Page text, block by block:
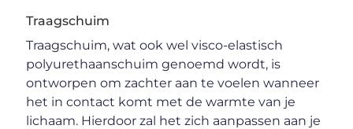
Traagschuim
Traagschuim, wat ook wel visco-elastisch
polyurethaanschuim genoemd wordt, is
ontworpen om zachter aan te voelen wanneer
het in contact komt met de warmte van je
lichaam. Hierdoor zal het zich aanpassen aan je